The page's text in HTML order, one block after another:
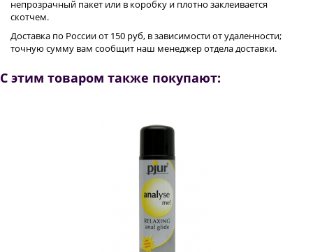
непрозрачный пакет или в коробку и плотно заклеивается
скотчем.
Доставка по России от 150 руб, в зависимости от удаленности;
точную сумму вам сообщит наш менеджер отдела доставки.
С этим товаром также покупают: